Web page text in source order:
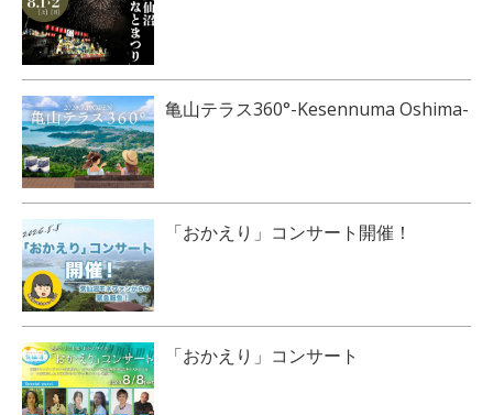
亀山テラス360°-Kesennuma Oshima-
「おかえり」コンサート開催！
「おかえり」コンサート